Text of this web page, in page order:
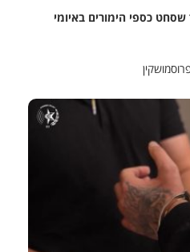
כספי הימורים באיומי